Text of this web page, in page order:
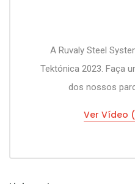
A Ruvaly Steel
Tektónica 2023. Faça
dos nossos
Ver Vídeo